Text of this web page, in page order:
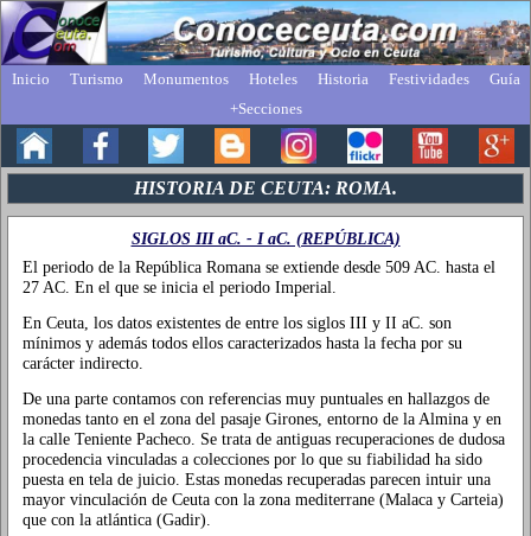
Inicio Turismo Monumentos Hoteles Historia Festividades
Guía
+Secciones
HISTORIA DE CEUTA: ROMA.
SIGLOS III aC. - I aC. (REPÚBLICA)
El periodo de la República Romana se extiende desde 509 AC. hasta el
27 AC. En el que se inicia el periodo Imperial.
En Ceuta, los datos existentes de entre los siglos III y II aC. son
mínimos y además todos ellos caracterizados hasta la fecha por su
carácter indirecto.
De una parte contamos con referencias muy puntuales en hallazgos de
monedas tanto en el zona del pasaje Girones, entorno de la Almina y en
la calle Teniente Pacheco. Se trata de antiguas recuperaciones de dudosa
procedencia vinculadas a colecciones por lo que su fiabilidad ha sido
puesta en tela de juicio. Estas monedas recuperadas parecen intuir una
mayor vinculación de Ceuta con la zona mediterrane (Malaca y Carteia)
que con la atlántica (Gadir).